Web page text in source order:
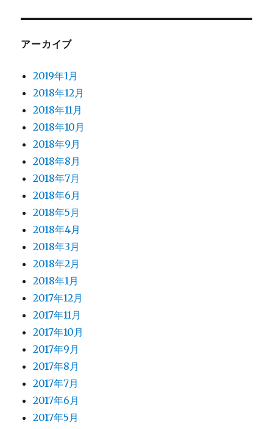
アーカイブ
2019年1月
2018年12月
2018年11月
2018年10月
2018年9月
2018年8月
2018年7月
2018年6月
2018年5月
2018年4月
2018年3月
2018年2月
2018年1月
2017年12月
2017年11月
2017年10月
2017年9月
2017年8月
2017年7月
2017年6月
2017年5月